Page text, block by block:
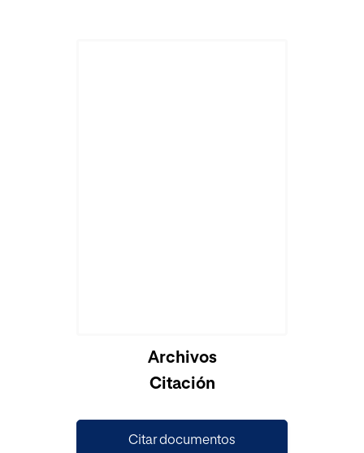
Archivos
Citación
Citar documentos